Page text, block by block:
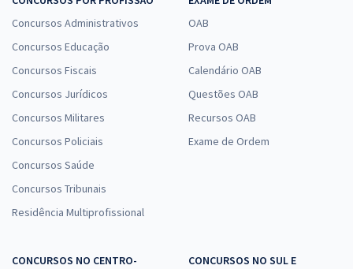
Concursos Administrativos
Concursos Educação
Concursos Fiscais
Concursos Jurídicos
Concursos Militares
Concursos Policiais
Concursos Saúde
Concursos Tribunais
Residência Multiprofissional
OAB
Prova OAB
Calendário OAB
Questões OAB
Recursos OAB
Exame de Ordem
CONCURSOS NO CENTRO-
CONCURSOS NO SUL E